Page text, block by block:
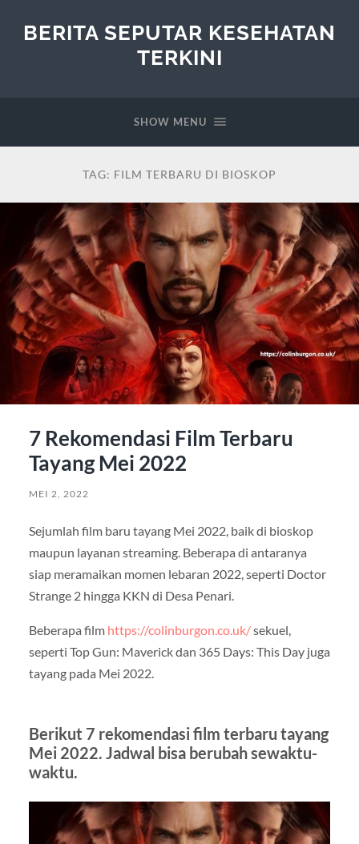
BERITA SEPUTAR KESEHATAN
TERKINI
SHOW MENU
TAG: FILM TERBARU DI BIOSKOP
7 Rekomendasi Film Terbaru
Tayang Mei 2022
MEI 2, 2022
Sejumlah film baru tayang Mei 2022, baik di bioskop
maupun layanan streaming. Beberapa di antaranya
siap meramaikan momen lebaran 2022, seperti Doctor
Strange 2 hingga KKN di Desa Penari.
Beberapa film https://colinburgon.co.uk/sekuel,
seperti Top Gun: Maverick dan 365 Days: This Day juga
tayang pada Mei 2022.
Berikut 7 rekomendasi film terbaru tayang
Mei 2022. Jadwal bisa berubah sewaktu-
waktu.